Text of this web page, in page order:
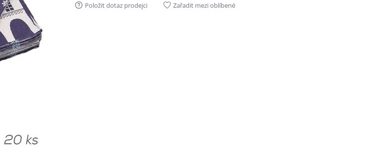
Položit dotaz prodejci Zařadit mezi oblíbené